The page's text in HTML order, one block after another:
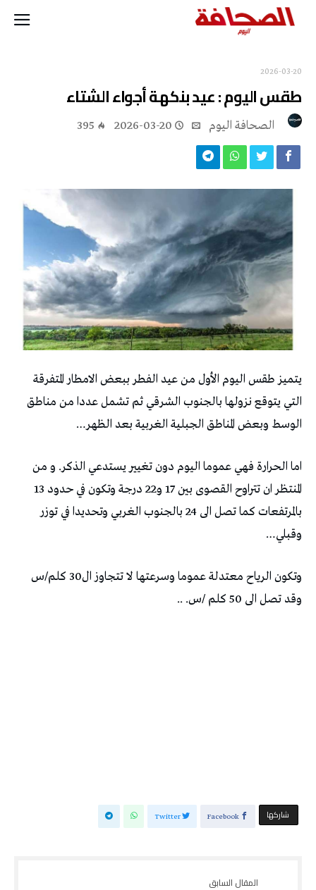
2026-03-20
طقس اليوم : عيد بنكهة أجواء الشتاء
2026-03-20
395
يتميز طقس اليوم الأول من عيد الفطر ببعض الامطار المتفرقة
التي يتوقع نزولها بالجنوب الشرقي ثم تشمل عددا من مناطق
الوسط وبعض المناطق الجبلية الغربية بعد الظهر…
اما الحرارة فهي عموما اليوم دون تغيير يستدعي الذكر. و من
المنتظر ان تتراوح القصوى بين 17 و22 درجة وتكون في حدود 13
بالمرتفعات كما تصل الى 24 بالجنوب الغربي وتحديدا في توزر
وقبلي…
وتكون الرياح معتدلة عموما وسرعتها لا تتجاوز ال30 كلم/س
وقد تصل الى 50 كلم /س. ..
‫‫ شاركها‬ Facebook
Twitter